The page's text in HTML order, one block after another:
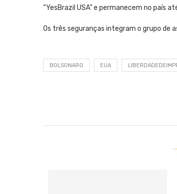
“YesBrazil USA” e permanecem no país
Os três seguranças integram o grupo de
BOLSONARO EUA